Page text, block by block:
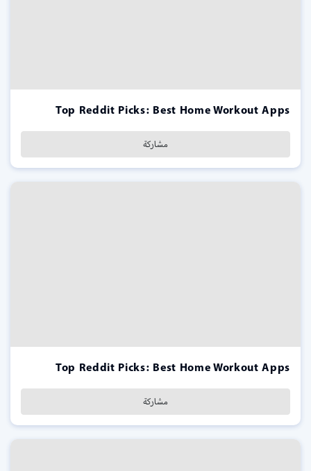
Top Reddit Picks: Best Home Workout Apps
مشاركة
Top Reddit Picks: Best Home Workout Apps
مشاركة